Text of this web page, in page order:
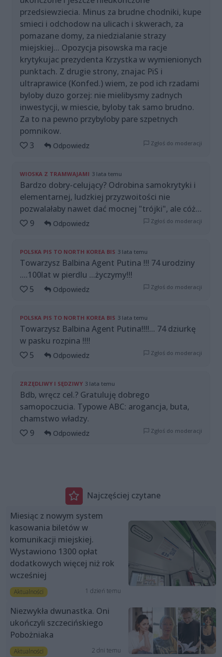
przedsiewziecia. Minus za brudne chodniki, kupe
smieci i odchodow na ulicach i skwerach, za
pomazane domy, za niedzialanie strazy
miejskiej... Opozycja pisowska ma racje
krytykujac prezydenta Krzystka w wymienionych
punktach. Z drugie strony, znajac PiS i
ultraprawice (Konfed.) wiem, ze pod ich rzadami
byloby duzo gorzej: nie mielibysmy zadnych
inwestycji, w miescie, byloby tak samo brudno.
Za to na pewno przybyloby pare szpetnych
pomnikow.
3
Odpowiedz Zgłoś do moderacji
WIOSKA Z TRAMWAJAMI 3 lata temu
Bardzo dobry-celujący? Odrobina samokrytyki i
elementarnej, ludzkiej przyzwoitości nie
pozwalałaby nawet dać mocnej "trójki", ale cóż...
9
Odpowiedz Zgłoś do moderacji
POLSKA PIS TO NORTH KOREA BIS 3 lata temu
Towarzysz Balbina Agent Putina !!! 74 urodziny
....100lat w pierdlu ...życzymy!!!
5
Odpowiedz Zgłoś do moderacji
POLSKA PIS TO NORTH KOREA BIS 3 lata temu
Towarzysz Balbina Agent Putina!!!!... 74 dziurkę
w pasku rozpina !!!!
5
Odpowiedz Zgłoś do moderacji
ZRZĘDLIWY I SĘDZIWY 3 lata temu
Bdb, wręcz cel.? Gratuluję dobrego
samopoczucia. Typowe ABC: arogancja, buta,
chamstwo władzy.
9
Odpowiedz Zgłoś do moderacji
Najczęściej czytane
Miesiąc z nowym system
kasowania biletów w
komunikacji miejskiej.
Wystawiono 1300 opłat
dodatkowych więcej niż rok
wcześniej
Aktualności 1 dzień temu
Niezwykła dwunastka. Oni
ukończyli szczecińskiego
Pobożniaka
Aktualności 2 dni temu